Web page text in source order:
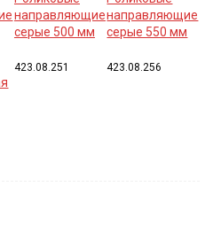
направляющие
серые 500 мм
423.08.251
направляющие
серые 550 мм
423.08.256